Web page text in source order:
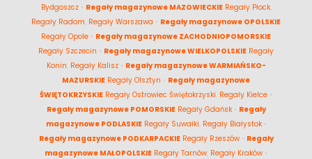
Bydgoszcz• Regały magazynowe MAZOWIECKIE Regały Płock,
Regały Radom Regały Warszawa • Regały magazynowe OPOLSKIE
Regały Opole • Regały magazynowe ZACHODNIOPOMORSKIE
Regały Szczecin • Regały magazynowe WIELKOPOLSKIE Regały
Konin Regały Kalisz• Regały magazynowe WARMIAŃSKO-
MAZURSKIE Regały Olsztyn • Regały magazynowe
ŚWIĘTOKRZYSKIE Regały Ostrowiec Świętokrzyski Regały Kielce •
Regały magazynowe POMORSKIE Regały Gdańsk• Regały
magazynowe PODLASKIE Regały Suwałki Regały Białystok•
Regały magazynowe PODKARPACKIE Regały Rzeszów• Regały
magazynowe MAŁOPOLSKIE Regały Tarnów Regały Kraków •